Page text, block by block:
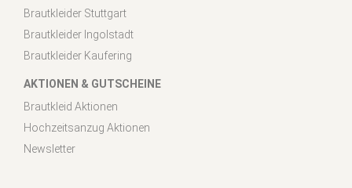
Brautkleider Stuttgart
Brautkleider Ingolstadt
Brautkleider Kaufering
AKTIONEN & GUTSCHEINE
Brautkleid Aktionen
Hochzeitsanzug Aktionen
Newsletter